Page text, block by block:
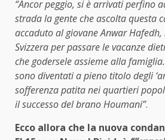
“Ancor peggio, si è arrivati perfino
strada la gente che ascolta questa
accaduto al giovane Anwar
Svizzera per passare le vacanze
che godersele assieme alla
sono diventati a pieno titolo degli
sofferenza patita nei quartieri
il successo del brano Houmani”.
Ecco allora che la nuova